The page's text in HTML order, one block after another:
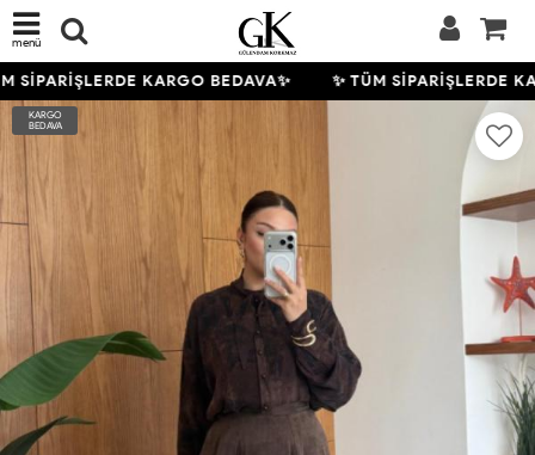
menü
SİPARİŞLERDE KARGO BEDAVA✨ ✨ TÜM SİPARİŞLERDE
KARGO
BEDAVA